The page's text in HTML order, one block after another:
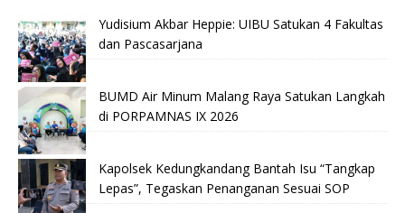
Yudisium Akbar Heppie: UIBU Satukan 4 Fakultas
dan Pascasarjana
BUMD Air Minum Malang Raya Satukan Langkah
di PORPAMNAS IX 2026
Kapolsek Kedungkandang Bantah Isu “Tangkap
Lepas”, Tegaskan Penanganan Sesuai SOP